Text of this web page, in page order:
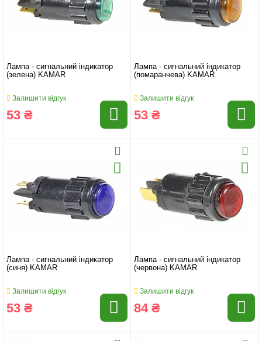
Лампа - сигнальний індикатор
(зелена) KAMAR
Залишити відгук
53 ₴
Лампа - сигнальний індикатор
(помаранчева) KAMAR
Залишити відгук
53 ₴
Лампа - сигнальний індикатор
(синя) KAMAR
Залишити відгук
53 ₴
Лампа - сигнальний індикатор
(червона) KAMAR
Залишити відгук
84 ₴